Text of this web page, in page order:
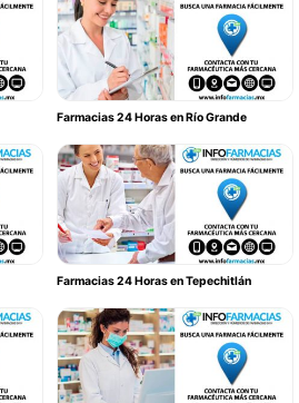
Farmacias 24 Horas en Río Grande
Farmacias 24 Horas en Tepechitlán